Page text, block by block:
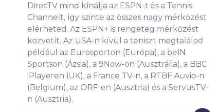
DirecTV mind kínálja az ESPN-t és a Tennis
Channelt, így szinte az összes nagy mérkőzést
elérheted. Az ESPN+ is rengeteg mérkőzést
közvetít. Az USA-n kívül a teniszt megtalálod
például az Eurosporton (Európa), a beIN
Sportson (Ázsia), a 9Now-on (Ausztrália), a BBC
iPlayeren (UK), a France TV-n, a RTBF Auvio-n
(Belgium), az ORF-en (Ausztria) és a ServusTV-
n (Ausztria).